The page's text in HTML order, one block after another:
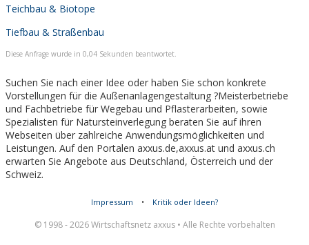
Teichbau & Biotope
Tiefbau & Straßenbau
Diese Anfrage wurde in 0,04 Sekunden beantwortet.
Suchen Sie nach einer Idee oder haben Sie schon konkrete
Vorstellungen für die Außenanlagengestaltung ?Meisterbetriebe
und Fachbetriebe für Wegebau und Pflasterarbeiten, sowie
Spezialisten für Natursteinverlegung beraten Sie auf ihren
Webseiten über zahlreiche Anwendungsmöglichkeiten und
Leistungen. Auf den Portalen axxus.de,axxus.at und axxus.ch
erwarten Sie Angebote aus Deutschland, Österreich und der
Schweiz.
Impressum • Kritik oder Ideen?
© 1998 - 2026 Wirtschaftsnetz axxus • Alle Rechte vorbehalten